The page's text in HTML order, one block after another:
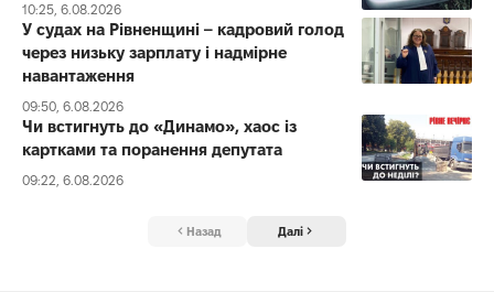
10:25, 6.08.2026
У судах на Рівненщині – кадровий голод
через низьку зарплату і надмірне
навантаження
09:50, 6.08.2026
Чи встигнуть до «Динамо», хаос із
картками та поранення депутата
09:22, 6.08.2026
Назад Далі